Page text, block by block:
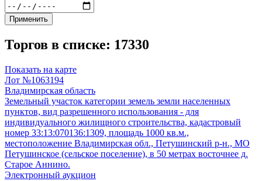
Применить
Торгов в списке: 17330
Показать на карте
Лот №1063194
Владимирская область
Земельный участок категории земель земли населенных
пунктов, вид разрешенного использования - для
индивидуального жилищного строительства, кадастровый
номер 33:13:070136:1309, площадь 1000 кв.м.,
местоположение Владимирская обл., Петушинский р-н., МО
Петушинское (сельское поселение), в 50 метрах восточнее д.
Старое Аннино.
Электронный аукцион